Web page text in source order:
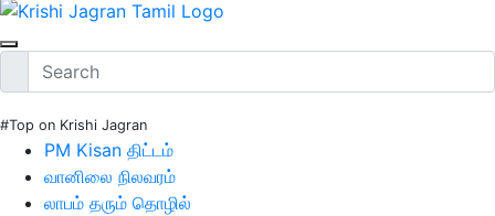
#Top on Krishi Jagran
PM Kisan திட்டம்
வானிலை நிலவரம்
லாபம் தரும் தொழில்